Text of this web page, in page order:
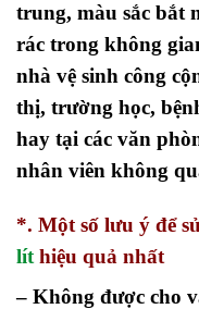
trung, màu sắc bắt
rác trong không
nhà vệ sinh công
thị, trường học,
hay tại các văn
nhân viên không
*. Một số lưu ý để
lít hiệu quả nhất
– Không được cho